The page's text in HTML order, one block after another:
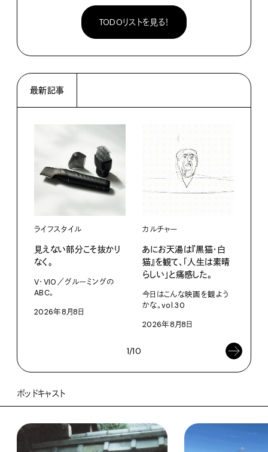
TODOリストを見る！
最新記事
ライフスタイル
見えない部分こそ抜かり
なく。
V・VIO／グルーミングの
ABC。
2026年8月8日
カルチャー
あにお天湯は『黒猫・白
猫』を観て、「人生は素晴
らしい」と痛感した。
今日はこんな映画を観よう
かな。vol.30
2026年8月8日
1/10
ポッドキャスト